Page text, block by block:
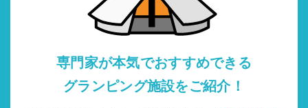
専門家が本気でおすすめできる
グランピング施設をご紹介！